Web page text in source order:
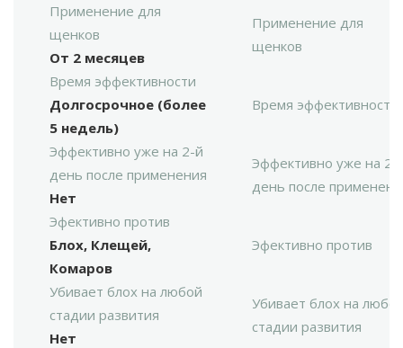
Применение для
щенков
От 2 месяцев
Применение для
щенков
Время эффективности
Долгосрочное (более
5 недель)
Время эффективности
Эффективно уже на 2-й
день после применения
Нет
Эффективно уже на 2-
день после
Эфективно против
Блох, Клещей,
Комаров
Эфективно против
Убивает блох на любой
стадии развития
Нет
Убивает блох на
стадии развития